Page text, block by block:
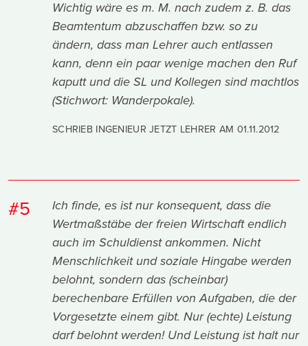
Wichtig wäre es m. M. nach zudem z. B. das
Beamtentum abzuschaffen bzw. so zu
ändern, dass man Lehrer auch entlassen
kann, denn ein paar wenige machen den Ruf
kaputt und die SL und Kollegen sind machtlos
(Stichwort: Wanderpokale).
SCHRIEB INGENIEUR JETZT LEHRER AM 01.11.2012
#5
Ich finde, es ist nur konsequent, dass die
Wertmaßstäbe der freien Wirtschaft endlich
auch im Schuldienst ankommen. Nicht
Menschlichkeit und soziale Hingabe werden
belohnt, sondern das (scheinbar)
berechenbare Erfüllen von Aufgaben, die der
Vorgesetzte einem gibt. Nur (echte) Leistung
darf belohnt werden! Und Leistung ist halt nur